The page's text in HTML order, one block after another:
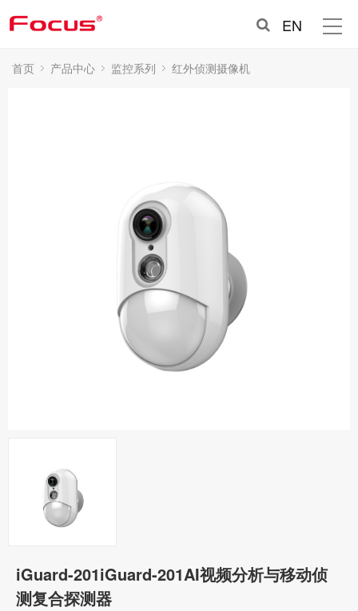
EN
首页 产品中心 监控系列 红外侦测摄像机
iGuard-201iGuard-201AI视频分析与移动侦
测复合探测器